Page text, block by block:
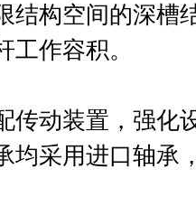
结构空间的深槽
作容积。
动装置，强化
均采用进口轴承